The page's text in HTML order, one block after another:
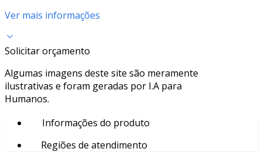
Ver mais informações
Solicitar orçamento
Algumas imagens deste site são meramente
ilustrativas e foram geradas por I.A para
Humanos.
Informações do produto
Regiões de atendimento